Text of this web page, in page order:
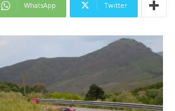
WhatsApp Twitter